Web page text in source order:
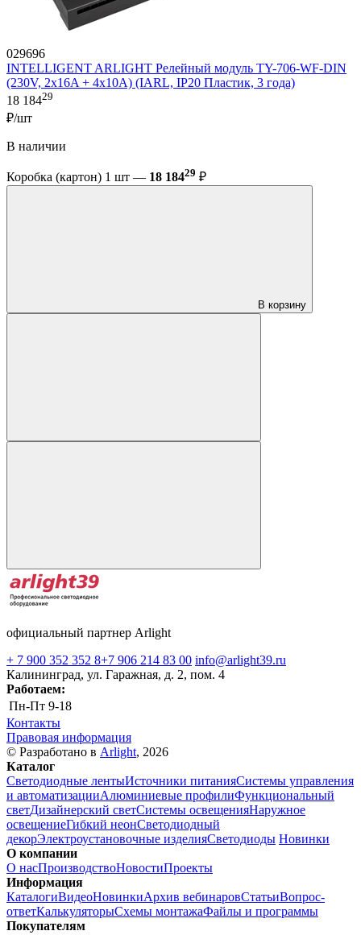
029696
INTELLIGENT ARLIGHT Релейный модуль TY-706-WF-DIN
(230V, 2х16A + 4х10А) (IARL, IP20 Пластик, 3 года)
18 18429
₽/шт
В наличии
Коробка (картон) 1 шт — 18 18429 ₽
В корзину
официальный партнер Arlight
+ 7 900 352 352 8+7 906 214 83 00 info@arlight39.ru
Калининград, ул. Гаражная, д. 2, пом. 4
Работаем:
Пн-Пт 9-18
Контакты
Правовая информация
© Разработано в Arlight, 2026
Каталог
Светодиодные лентыИсточники питанияСистемы управления
и автоматизацииАлюминиевые профилиФункциональный
светДизайнерский светСистемы освещенияНаружное
освещениеГибкий неонСветодиодный
декорЭлектроустановочные изделияСветодиоды Новинки
О компании
О насПроизводствоНовостиПроекты
Информация
КаталогиВидеоНовинкиАрхив вебинаровСтатьиВопрос-
ответКалькуляторыСхемы монтажаФайлы и программы
Покупателям